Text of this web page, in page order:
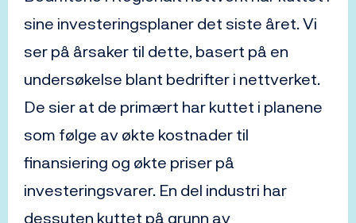
sine investeringsplaner det siste året. Vi
ser på årsaker til dette, basert på en
undersøkelse blant bedrifter i nettverket.
De sier at de primært har kuttet i planene
som følge av økte kostnader til
finansiering og økte priser på
investeringsvarer. En del industri har